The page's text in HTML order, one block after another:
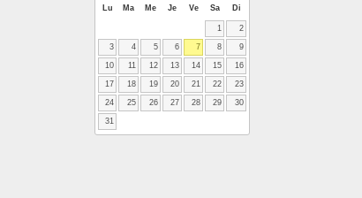
Lu
Ma Me Je Ve Sa Di
1 2
3 4 5 6 7 8 9
10 11 12 13 14 15 16
17 18 19 20 21 22 23
24 25 26 27 28 29 30
31